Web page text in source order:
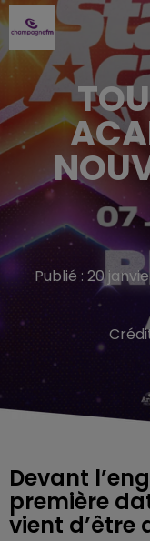
Publié : 20
Devant
première
vient d’être